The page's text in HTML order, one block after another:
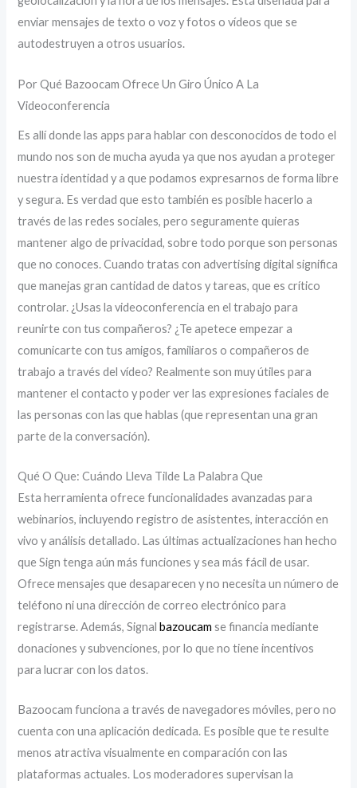
enviar mensajes de texto o voz y fotos o vídeos que se
autodestruyen a otros usuarios.
Por Qué Bazoocam Ofrece Un Giro Único A La
Videoconferencia
Es allí donde las apps para hablar con desconocidos de todo el
mundo nos son de mucha ayuda ya que nos ayudan a proteger
nuestra identidad y a que podamos expresarnos de forma libre
y segura. Es verdad que esto también es posible hacerlo a
través de las redes sociales, pero seguramente quieras
mantener algo de privacidad, sobre todo porque son personas
que no conoces. Cuando tratas con advertising digital significa
que manejas gran cantidad de datos y tareas, que es crítico
controlar. ¿Usas la videoconferencia en el trabajo para
reunirte con tus compañeros? ¿Te apetece empezar a
comunicarte con tus amigos, familiaros o compañeros de
trabajo a través del vídeo? Realmente son muy útiles para
mantener el contacto y poder ver las expresiones faciales de
las personas con las que hablas (que representan una gran
parte de la conversación).
Qué O Que: Cuándo Lleva Tilde La Palabra Que
Esta herramienta ofrece funcionalidades avanzadas para
webinarios, incluyendo registro de asistentes, interacción en
vivo y análisis detallado. Las últimas actualizaciones han hecho
que Sign tenga aún más funciones y sea más fácil de usar.
Ofrece mensajes que desaparecen y no necesita un número de
teléfono ni una dirección de correo electrónico para
registrarse. Además, Signalbazoucam se financia mediante
donaciones y subvenciones, por lo que no tiene incentivos
para lucrar con los datos.
Bazoocam funciona a través de navegadores móviles, pero no
cuenta con una aplicación dedicada. Es posible que te resulte
menos atractiva visualmente en comparación con las
plataformas actuales. Los moderadores supervisan la